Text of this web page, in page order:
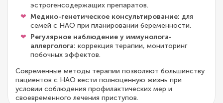
эстрогенсодержащих препаратов.
Медико-генетическое консультирование: для
семей с НАО при планировании беременности.
Регулярное наблюдение у иммунолога-
аллерголога: коррекция терапии, мониторинг
побочных эффектов.
Современные методы терапии позволяют большинству
пациентов с НАО вести полноценную жизнь при
условии соблюдения профилактических мер и
своевременного лечения приступов.